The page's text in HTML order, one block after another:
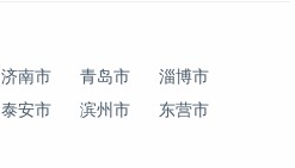
济南市 青岛市
淄博市
泰安市 滨州市
东营市